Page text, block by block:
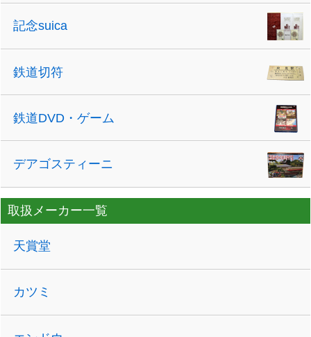
記念suica
鉄道切符
鉄道DVD・ゲーム
デアゴスティーニ
取扱メーカー一覧
天賞堂
カツミ